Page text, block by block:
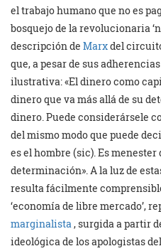
el trabajo humano que no es
bosquejo de la revolucionaria
descripción de Marxdel
que, a pesar de sus
ilustrativa: «El dinero como
dinero que va más allá de su
dinero. Puede considerársele
del mismo modo que puede
es el hombre (sic). Es
determinación». A la luz de
resulta fácilmente
‘economía de libre mercado’,
marginalista, surgida a partir
ideológica de los apologistas